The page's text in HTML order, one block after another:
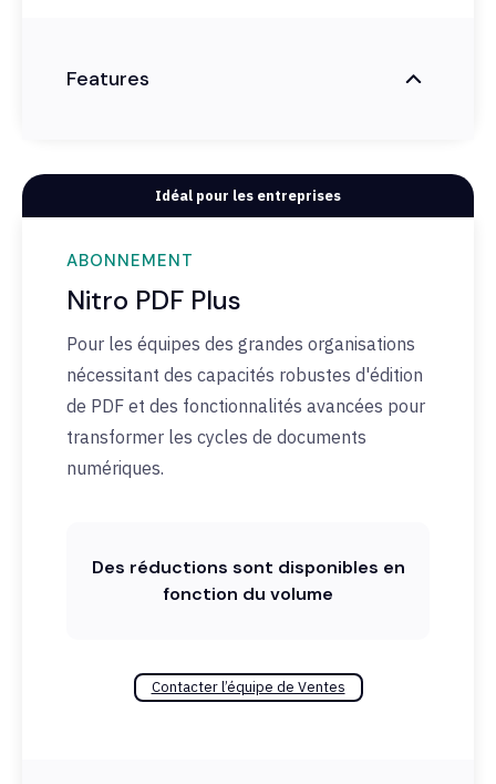
Features
Idéal pour les entreprises
ABONNEMENT
Nitro PDF Plus
Pour les équipes des grandes organisations
nécessitant des capacités robustes d'édition
de PDF et des fonctionnalités avancées pour
transformer les cycles de documents
numériques.
Des réductions sont disponibles en
fonction du volume
Contacter l’équipe de Ventes